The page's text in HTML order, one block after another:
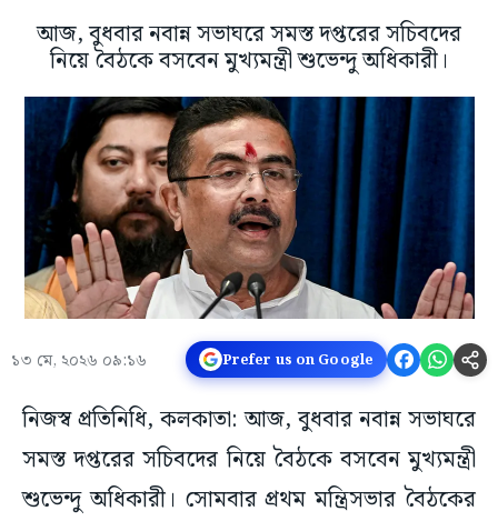
আজ, বুধবার নবান্ন সভাঘরে সমস্ত দপ্তরের সচিবদের
নিয়ে বৈঠকে বসবেন মুখ্যমন্ত্রী শুভেন্দু অধিকারী।
১৩ মে, ২০২৬ ০৯:১৬ Prefer us on Google
নিজস্ব প্রতিনিধি, কলকাতা: আজ, বুধবার নবান্ন সভাঘরে
সমস্ত দপ্তরের সচিবদের নিয়ে বৈঠকে বসবেন মুখ্যমন্ত্রী
শুভেন্দু অধিকারী। সোমবার প্রথম মন্ত্রিসভার বৈঠকের